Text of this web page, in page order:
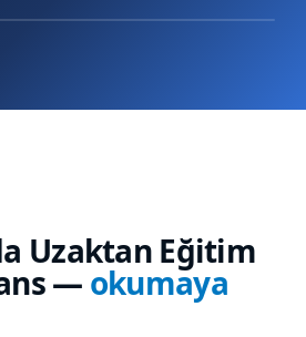
Uzaktan Eğitim
— okumaya